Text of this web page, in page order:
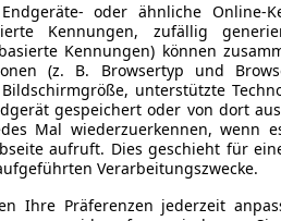
Endgeräte- oder ähnliche Online-
Kennungen, zufällig
Kennungen) können
(z. B. Browsertyp und
unterstützte
gespeichert oder von dort
Mal wiederzuerkennen, wenn
aufruft. Dies geschieht für
Verarbeitungszwecke.
Ihre Präferenzen jederzeit